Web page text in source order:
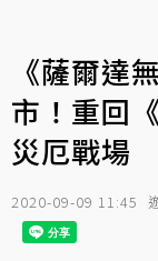
《薩爾達
市！重回
災厄戰場
2020-09-09 11:45